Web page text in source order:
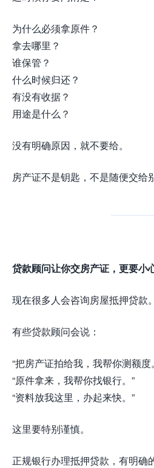
为什么必须拿原件？
拿去哪里？
谁保管？
什么时候归还？
有没有收据？
用途是什么？
没有明确原因，就不要给。
房产证不是钥匙，不是随便交给
贷款顾问让你交房产证，更要小
现在很多人会咨询房屋抵押贷款。
有些贷款顾问会说：
“把房产证拍给我，我帮你测额度
“原件拿来，我帮你找银行。”
“资料放我这里，办起来快。”
这里要特别谨慎。
正规银行办理抵押贷款，有明确